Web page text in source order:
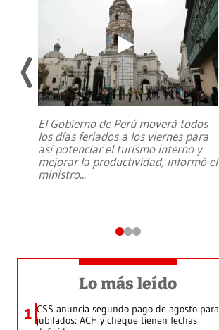
El Gobierno de Perú moverá todos
los días feriados a los viernes para
así potenciar el turismo interno y
mejorar la productividad, informó el
ministro...
Lo más leído
1 CSS anuncia segundo pago de agosto para
jubilados: ACH y cheque tienen fechas